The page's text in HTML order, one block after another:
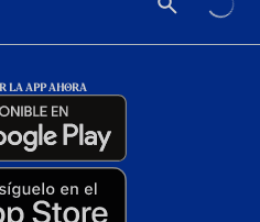
LA APP AHORA